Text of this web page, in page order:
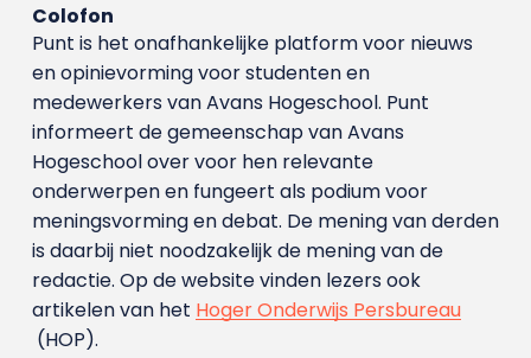
Colofon
Punt is het onafhankelijke platform voor nieuws
en opinievorming voor studenten en
medewerkers van Avans Hoge­school. Punt
informeert de gemeenschap van Avans
Hogeschool over voor hen relevante
onderwerpen en fungeert als podium voor
meningsvorming en debat. De mening van derden
is daarbij niet noodzakelijk de mening van de
redactie. Op de website vinden lezers ook
artikelen van het Hoger Onderwijs Persbureau
(HOP).